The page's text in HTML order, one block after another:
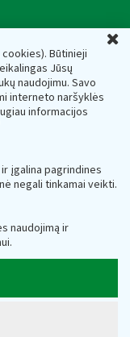
cookies). Būtinieji
Jūsų
naudojimu. Savo
interneto naršyklės
informacijos
įgalina pagrindines
negali tinkamai veikti.
naudojimą ir
el.paštas:
prie Lietuvos
Juridinių